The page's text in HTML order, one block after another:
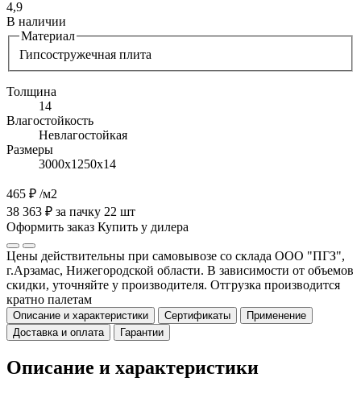
4,9
В наличии
Материал
Гипсостружечная плита
Толщина
14
Влагостойкость
Невлагостойкая
Размеры
3000х1250х14
465 ₽ /м2
38 363 ₽ за пачку 22 шт
Оформить заказ Купить у дилера
Цены действительны при самовывозе со склада ООО "ПГЗ",
г.Арзамас, Нижегородской области. В зависимости от объемов
скидки, уточняйте у производителя. Отгрузка производится
кратно палетам
Описание и характеристики Сертификаты
Применение
Доставка и оплата
Гарантии
Описание и характеристики